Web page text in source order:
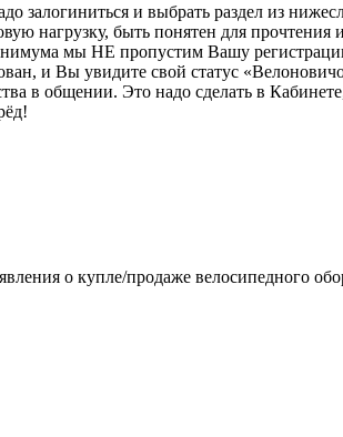
залогиниться и выбрать раздел из
нагрузку, быть понятен для
мы НЕ пропустим Вашу
и Вы увидите свой статус
в общении. Это надо сделать в
о купле/продаже велосипедного